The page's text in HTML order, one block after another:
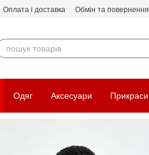
Оплата і доставка Обмін та повернення
Одяг Аксесуари Прикраси